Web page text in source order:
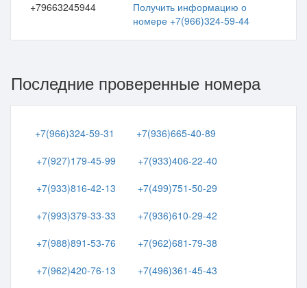
+79663245944
Получить информацию о
номере +7(966)324-59-44
Последние проверенные номера
+7(966)324-59-31
+7(936)665-40-89
+7(927)179-45-99
+7(933)406-22-40
+7(933)816-42-13
+7(499)751-50-29
+7(993)379-33-33
+7(936)610-29-42
+7(988)891-53-76
+7(962)681-79-38
+7(962)420-76-13
+7(496)361-45-43